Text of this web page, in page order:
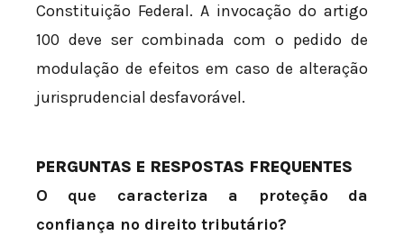
Constituição Federal. A invocação do artigo
100 deve ser combinada com o pedido de
modulação de efeitos em caso de alteração
jurisprudencial desfavorável.
PERGUNTAS E RESPOSTAS FREQUENTES
O que caracteriza a proteção da
confiança no direito tributário?